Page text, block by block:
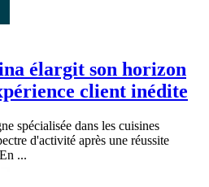
élargit son horizon
client inédite
spécialisée dans les cuisines
d'activité après une réussite
...